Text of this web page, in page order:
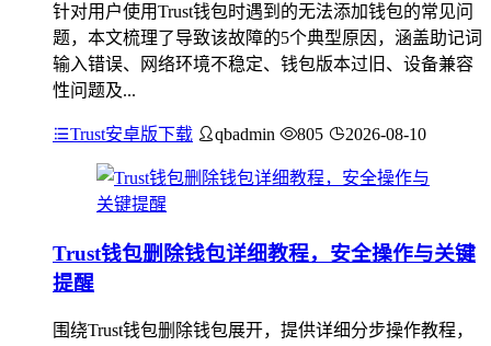
针对用户使用Trust钱包时遇到的无法添加钱包的常见问
题，本文梳理了导致该故障的5个典型原因，涵盖助记词
输入错误、网络环境不稳定、钱包版本过旧、设备兼容
性问题及...
Trust安卓版下载 qbadmin 805 2026-08-10
Trust钱包删除钱包详细教程，安全操作与关键
提醒
围绕Trust钱包删除钱包展开，提供详细分步操作教程，